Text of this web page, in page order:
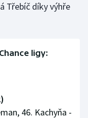
Třebíč díky výhře
ligy:
46. Kachyňa -